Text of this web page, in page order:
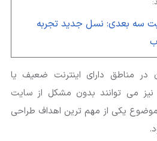
سه بعدی: نسل جدید تجربه
در مناطق دارای اینترنت ضعیف یا
می توانند بدون مشکل از سایت
موضوع یکی از مهم ترین اهداف طراحی